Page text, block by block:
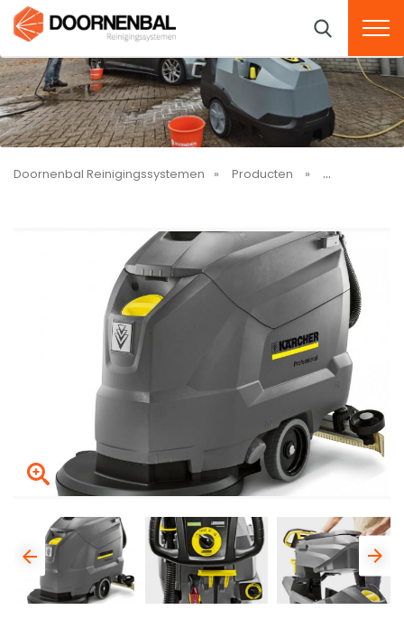
Doornenbal Reinigingssystemen Producten